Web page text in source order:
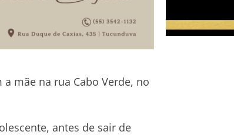
mãe na rua Cabo Verde, no
antes de sair de